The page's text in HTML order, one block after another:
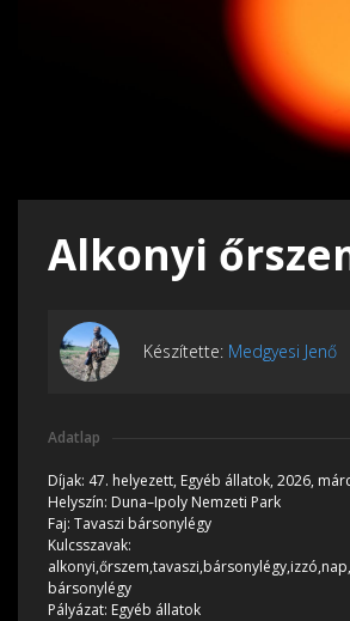
Alkonyi
Készítette: Medgyesi Jenő
Adatlap
Díjak: 47. helyezett, Egyéb állatok, 2026,
Helyszín: Duna–Ipoly Nemzeti Park
Faj: Tavaszi bársonylégy
Kulcsszavak:
bársonylégy
Pályázat: Egyéb állatok